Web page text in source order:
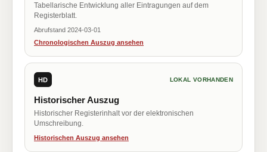
Tabellarische Entwicklung aller Eintragungen auf dem
Registerblatt.
Abrufstand 2024-03-01
Chronologischen Auszug ansehen
HD LOKAL VORHANDEN
Historischer Auszug
Historischer Registerinhalt vor der elektronischen
Umschreibung.
Historischen Auszug ansehen